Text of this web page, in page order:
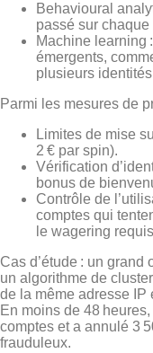
Behavioural
passé sur
Machine learning
émergents,
plusieurs
Parmi les mesures de
Limites de mise
2 € par spin).
Vérification
bonus de
Contrôle de
comptes qui
le wagering
Cas d’étude : un
un algorithme de
de la même adresse IP
En moins de 48
comptes et a annulé 3
frauduleux.